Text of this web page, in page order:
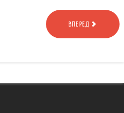
ВПЕРЕД